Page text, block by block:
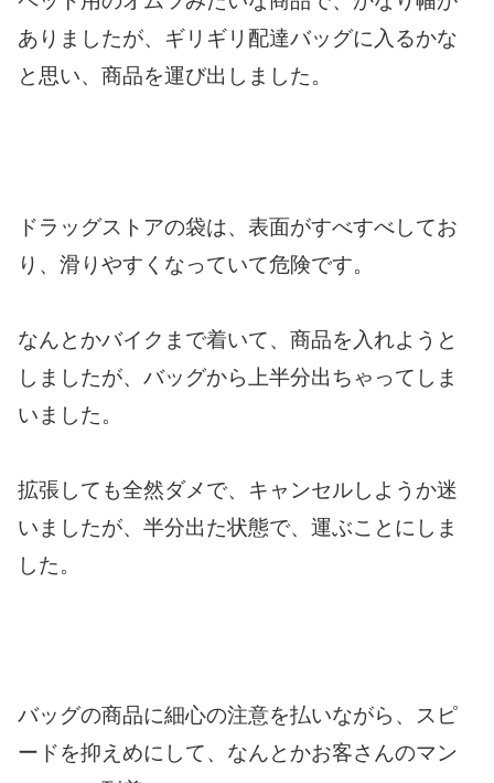
ありましたが、ギリギリ配達バッグに入るかな
と思い、商品を運び出しました。
ドラッグストアの袋は、表面がすべすべしてお
り、滑りやすくなっていて危険です。
なんとかバイクまで着いて、商品を入れようと
しましたが、バッグから上半分出ちゃってしま
いました。
拡張しても全然ダメで、キャンセルしようか迷
いましたが、半分出た状態で、運ぶことにしま
した。
バッグの商品に細心の注意を払いながら、スピ
ードを抑えめにして、なんとかお客さんのマン